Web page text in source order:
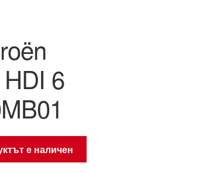
6
е наличен